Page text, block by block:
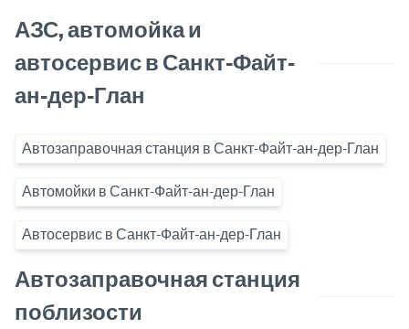
АЗС, автомойка и
автосервис в Санкт-Файт-
ан-дер-Глан
Автозаправочная станция в Санкт-Файт-ан-дер-Глан
Автомойки в Санкт-Файт-ан-дер-Глан
Автосервис в Санкт-Файт-ан-дер-Глан
Автозаправочная станция
поблизости